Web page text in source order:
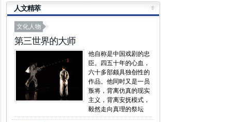
人文精萃
文化人物
第三世界的大师
他自称是中国戏剧的忠
臣。四五十年的心血，
六十多部颇具独创性的
作品。他同时又是一员
叛将，背离仿真的现实
主义，背离安抚模式，
毅然走向真理的祭坛